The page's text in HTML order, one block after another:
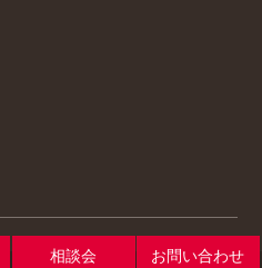
は名称について，あらか
本人が容易に知り得る状
これを開示します。ただ
を開示しないこともあ
場合には，その旨を遅滞
相談会 お問い合わせ